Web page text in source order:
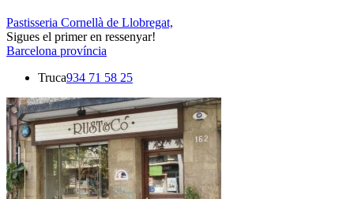
Pastisseria Cornellà de Llobregat,
Sigues el primer en ressenyar!
Barcelona província
Truca934 71 58 25